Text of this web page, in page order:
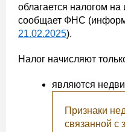
облагается налогом
сообщает ФНС
21.02.2025).
Налог начисляют
являются
Признаки
связанной с